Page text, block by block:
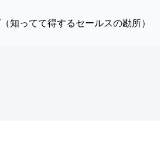
知ってて得するセールスの勘所）